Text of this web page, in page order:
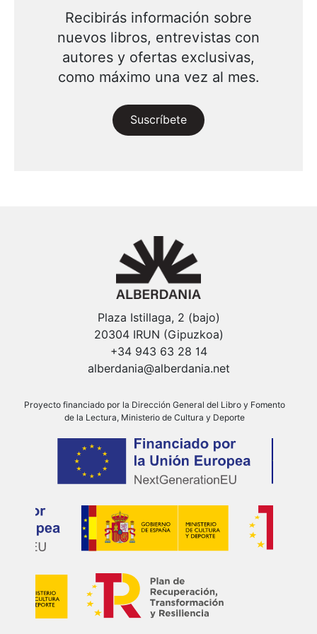
Recibirás información sobre
nuevos libros, entrevistas con
autores y ofertas exclusivas,
como máximo una vez al mes.
Suscríbete
Plaza Istillaga, 2 (bajo)
20304 IRUN (Gipuzkoa)
+34 943 63 28 14
alberdania@alberdania.net
Proyecto financiado por la Dirección General del Libro y Fomento
de la Lectura, Ministerio de Cultura y Deporte